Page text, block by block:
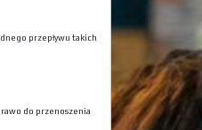
przepływu takich
do przenoszenia